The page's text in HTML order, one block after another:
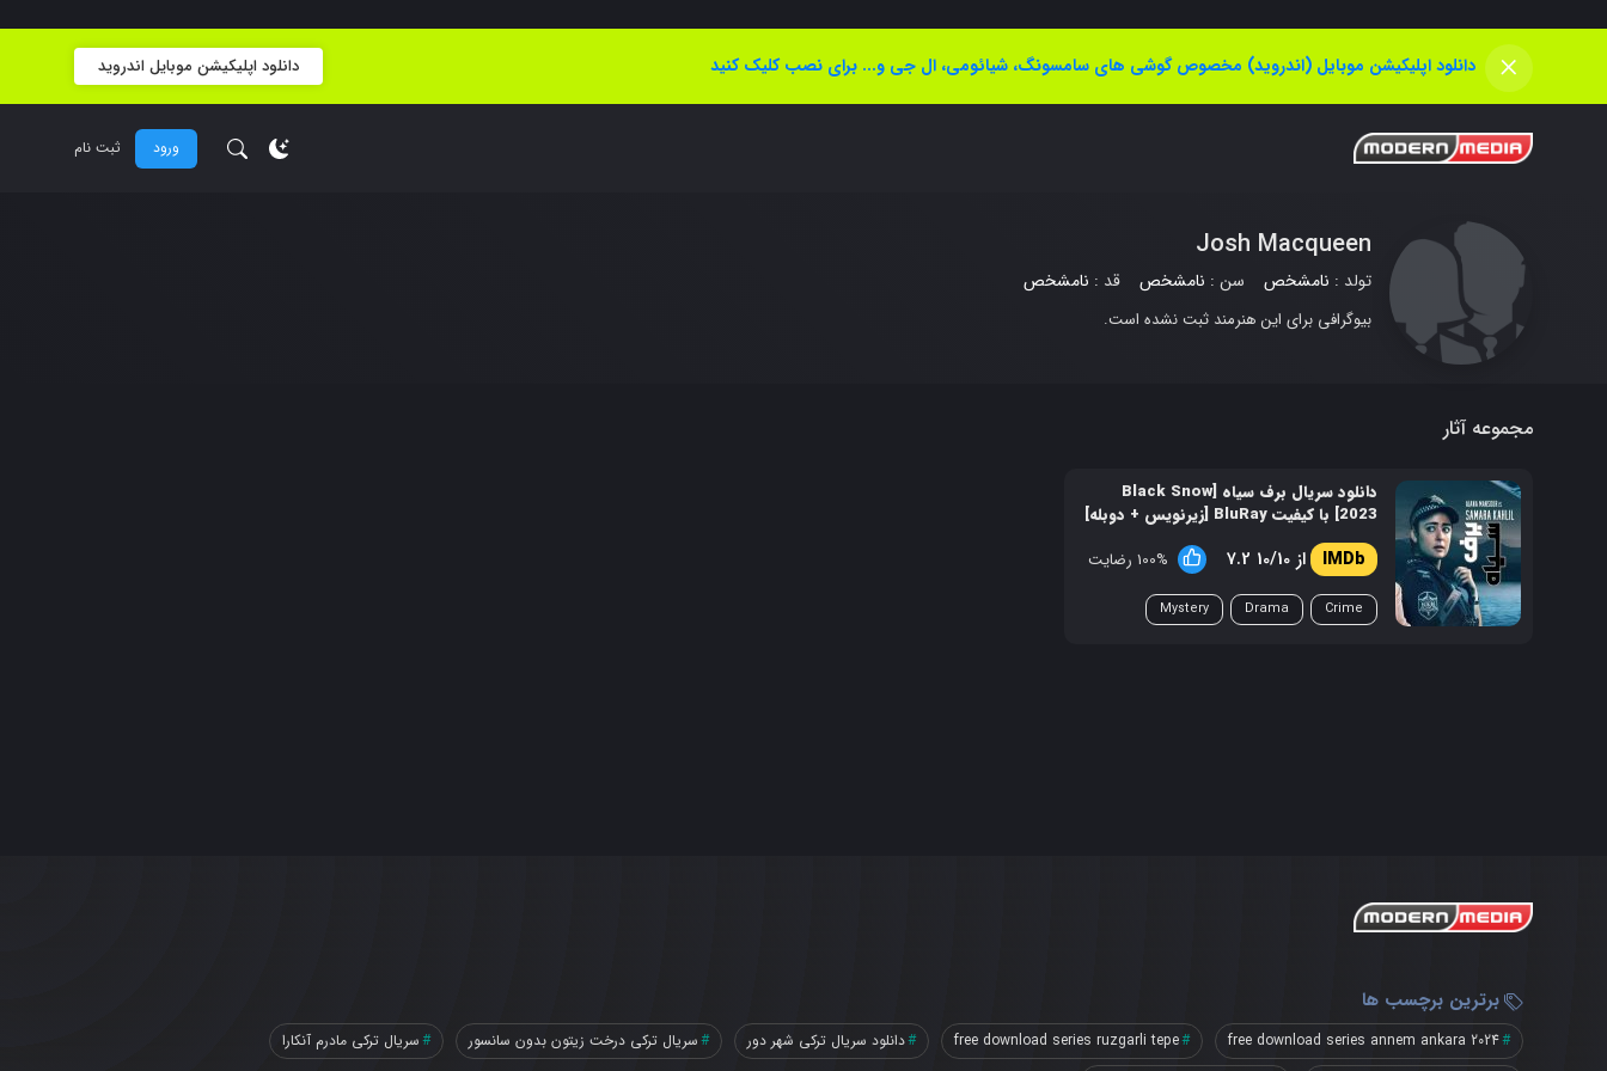
× دانلود اپلیکیشن موبایل (اندروید) مخصوص گوشی های سامسونگ، شیائومی، ال جی و... برای نصب کلیک کنید دانلود اپلیکیشن موبایل اندروید
ورود ثبت نام
Josh Macqueen
تولد : نامشخص سن : نامشخص قد : نامشخص
بیوگرافی برای این هنرمند ثبت نشده است.
مجموعه آثار
دانلود سریال برف سیاه [Black Snow
2023] با کیفیت BluRay [زیرنویس + دوبله]
7.2 از 10/10 100% رضایت
Crime
Drama
Mystery
برترین برچسب ها
free download series annem ankara 2024
free download series ruzgarli tepe دانلود سریال ترکی شهر دور سریال ترکی درخت زیتون بدون سانسور سریال ترکی مادرم آنکارا